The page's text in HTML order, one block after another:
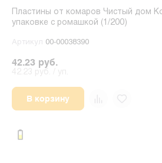
Пластины от комаров Чистый дом
упаковке с ромашкой (1/200)
Артикул 00-00038390
42.23 руб.
В корзину